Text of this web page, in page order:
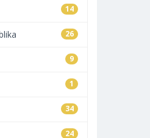
14
26
9
1
34
24